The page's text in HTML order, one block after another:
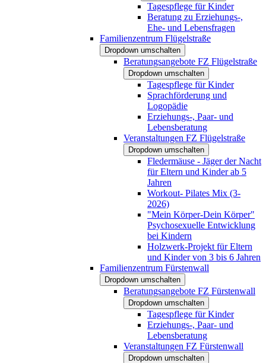
Tagespflege für Kinder
Beratung zu Erziehungs-,
Ehe- und Lebensfragen
Familienzentrum Flügelstraße
Dropdown umschalten
Beratungsangebote FZ Flügelstraße
Dropdown umschalten
Tagespflege für Kinder
Sprachförderung und
Logopädie
Erziehungs-, Paar- und
Lebensberatung
Veranstaltungen FZ Flügelstraße
Dropdown umschalten
Fledermäuse - Jäger der Nacht
für Eltern und Kinder ab 5
Jahren
Workout- Pilates Mix (3-
2026)
"Mein Körper-Dein Körper"
Psychosexuelle Entwicklung
bei Kindern
Holzwerk-Projekt für Eltern
und Kinder von 3 bis 6 Jahren
Familienzentrum Fürstenwall
Dropdown umschalten
Beratungsangebote FZ Fürstenwall
Dropdown umschalten
Tagespflege für Kinder
Erziehungs-, Paar- und
Lebensberatung
Veranstaltungen FZ Fürstenwall
Dropdown umschalten